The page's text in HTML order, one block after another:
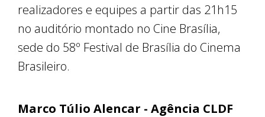
realizadores e equipes a partir das 21h15
no auditório montado no Cine Brasília,
sede do 58º Festival de Brasília do Cinema
Brasileiro.
Marco Túlio Alencar - Agência CLDF